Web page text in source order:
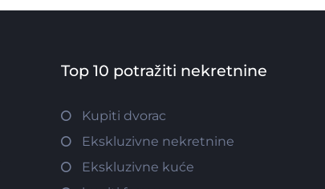
Top 10 potražiti nekretnine
Kupiti dvorac
Ekskluzivne nekretnine
Ekskluzivne kuće